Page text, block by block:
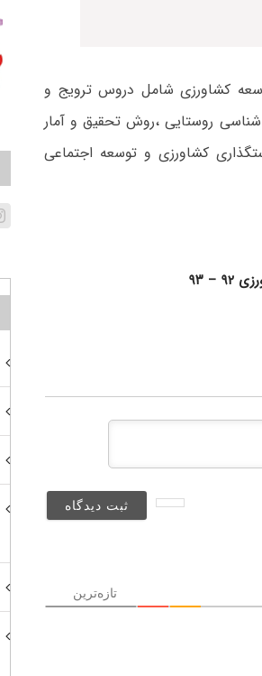
– ۹۳ توسعه روستایی ، توسعه کشاورزی شامل دروس ترویج و
روستایی ،روش تحقیق و آمار
کشاورزی و توسعه اجتماعی
– ۹۳
تازه‌ترین